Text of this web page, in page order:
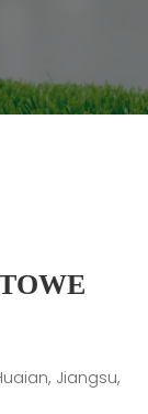
Jiangsu,